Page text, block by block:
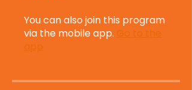
You can also join this program
via the mobile app. Go to the
app